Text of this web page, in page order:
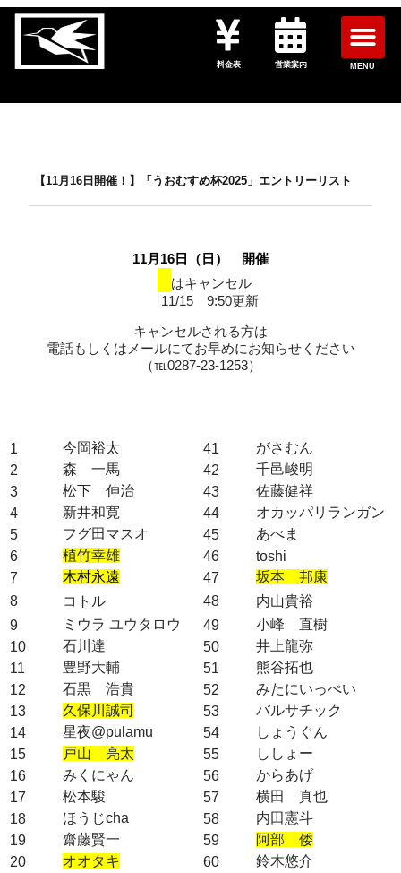
料金表 営業案内 MENU
【11月16日開催！】「うおむすめ杯2025」エントリーリスト
11月16日（日） 開催
はキャンセル
11/15 9:50更新
キャンセルされる方は
電話もしくはメールにてお早めにお知らせください
（℡0287-23-1253）
1 今岡裕太 41
がさむん
2
森 一馬 42
千邑峻明
3
松下 伸治 43
佐藤健祥
4
新井和寛 44
オカッパリランガン
5
フグ田マスオ 45
あべま
6
植竹幸雄 46
toshi
7
木村永遠 47
坂本 邦康
8
コトル 48
内山貴裕
9
ミウラ ユウタロウ 49
小峰 直樹
10
石川達 50
井上龍弥
11
豊野大輔 51
熊谷拓也
12
石黒 浩貴 52
みたにいっぺい
13
久保川誠司 53
バルサチック
14
星夜@pulamu 54
しょうぐん
15
戸山 亮太 55
ししょー
16
みくにゃん 56
からあげ
17
松本駿 57
横田 真也
18
ほうじcha 58
内田憲斗
19
齋藤賢一 59
阿部 倭
20
オオタキ 60
鈴木悠介